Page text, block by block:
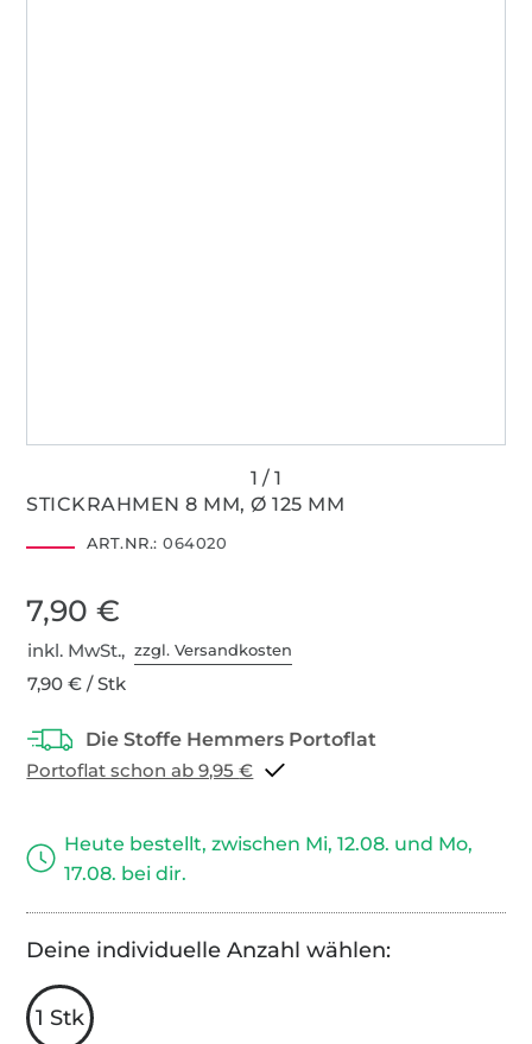
STICKRAHMEN 8 MM, Ø 125 MM
ART.NR.: 064020
7,90 €
inkl. MwSt.,zzgl. Versandkosten
7,90 € / Stk
Portoflat schon ab 9,95 €
Heute bestellt, zwischen Mi, 12.08. und Mo,
17.08. bei dir.
Deine individuelle Anzahl wählen:
1 Stk